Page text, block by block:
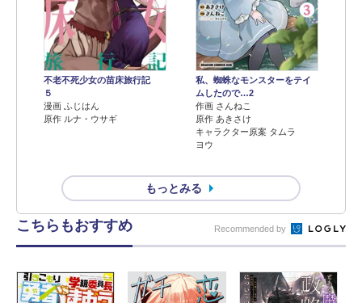
不老不死少女の苗床旅行記
５
漫画 ふじはん
原作 ルナ・ウサギ
私、蜘蛛なモンスターをテイ
ムしたので…2
作画 さんねこ
原作 あきさけ
キャラクター原案 タムラ
ヨウ
もっとみる
こちらもおすすめ Recommended by